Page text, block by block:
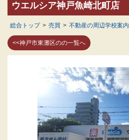
ウエルシア神戸魚崎北町店
総合トップ > 売買 > 不動産の周辺学校案内
<<神戸市東灘区のの一覧へ